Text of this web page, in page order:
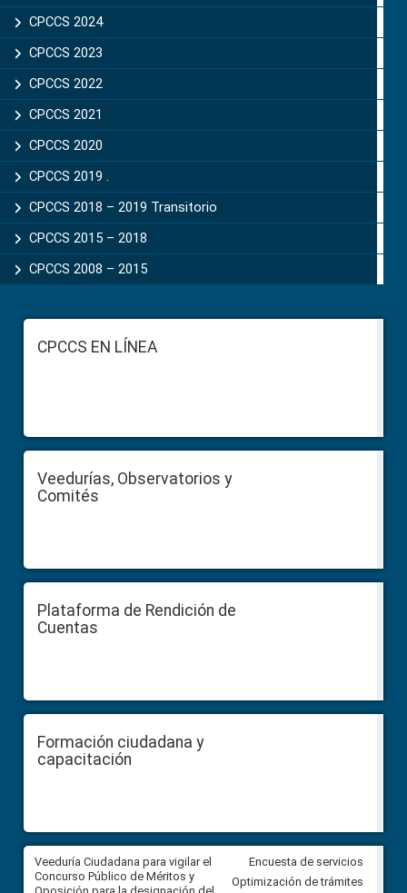
CPCCS 2024
CPCCS 2023
CPCCS 2022
CPCCS 2021
CPCCS 2020
CPCCS 2019 .
CPCCS 2018 – 2019 Transitorio
CPCCS 2015 – 2018
CPCCS 2008 – 2015
FooterCPCCS EN LÍNEA
Veedurías, Observatorios y
Comités
Plataforma de Rendición de
Cuentas
Formación ciudadana y
capacitación
Veeduría Ciudadana para vigilar el
Concurso Público de Méritos y
Veeduría Ciudadana para
construcción del asfaltado de
Encuesta de servicios
Optimización de trámites